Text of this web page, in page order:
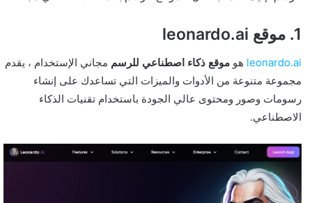
1. موقع leonardo.ai
leonardo.ai هو موقع ذكاء اصطناعي للرسم مجاني الإستخدام ، يقدم
مجموعة متنوعة من الأدوات والميزات التي تساعدك على إنشاء
رسومات وصور ومحتوى عالي الجودة باستخدام تقنيات الذكاء
الاصطناعي.